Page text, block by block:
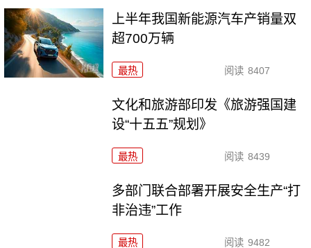
上半年我国新能源汽车产销量双
超700万辆
最热 阅读 8407
文化和旅游部印发《旅游强国建
设“十五五”规划》
最热 阅读 8439
多部门联合部署开展安全生产“打
非治违”工作
最热 阅读 9482